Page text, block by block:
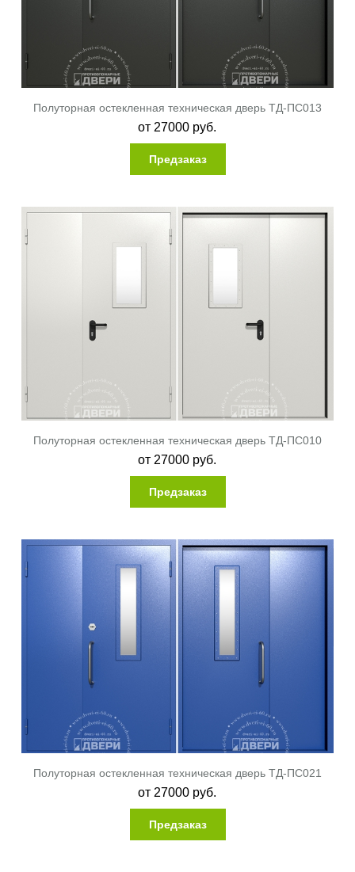
Полуторная остекленная техническая дверь ТД-ПС013
от 27000 руб.
Предзаказ
Полуторная остекленная техническая дверь ТД-ПС010
от 27000 руб.
Предзаказ
Полуторная остекленная техническая дверь ТД-ПС021
от 27000 руб.
Предзаказ